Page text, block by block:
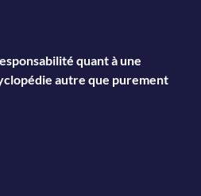
quant à une
autre que purement